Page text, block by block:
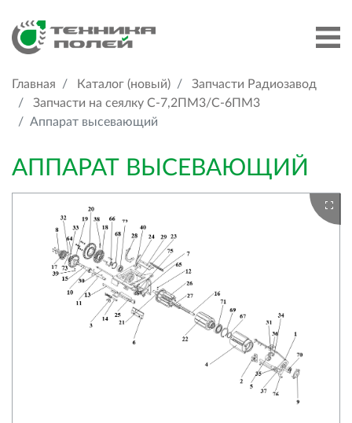
Главная Каталог (новый)
Запчасти Радиозавод
Запчасти на сеялку С-7,2ПМ3/С-6ПМ3
Аппарат высевающий
АППАРАТ ВЫСЕВАЮЩИЙ